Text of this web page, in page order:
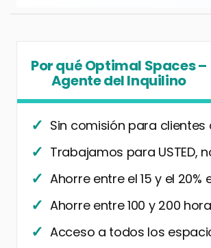
Por qué Optimal Spaces –
Agente del Inquilino
Sin comisión para
Trabajamos para USTED,
Ahorre entre el 15 y el
Ahorre entre 100 y 200
Acceso a todos los